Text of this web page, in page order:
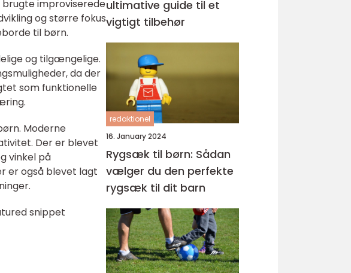
improviserede
og større fokus
til børn.
og tilgængelige.
da der
som funktionelle
Moderne
Der er blevet
vinkel på
er også blevet lagt
snippet
ultimative guide til et
vigtigt tilbehør
redaktionel
16. January 2024
Rygsæk til børn: Sådan
vælger du den perfekte
rygsæk til dit barn